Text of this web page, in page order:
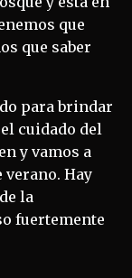
que
que saber
para brindar
cuidado del
y vamos a
Hay
la
fuertemente